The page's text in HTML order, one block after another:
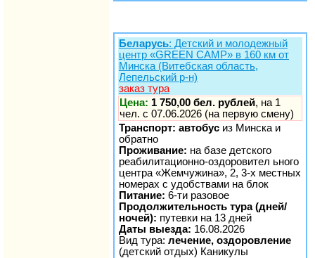
Беларусь: Детский и молодежный
центр «GREEN CAMP» в 160 км от
Минска (Витебская область,
Лепельский р-н)
заказ тура
Цена: 1 750,00 бел. рублей, на 1
чел. с 07.06.2026 (на первую смену)
Транспорт: автобус из Минска и
обратно
Проживание: на базе детского
реабилитационно-оздоровител ьного
центра «Жемчужина»​, 2, 3-х местных
номерах с удобствами на блок
Питание: 6-ти разовое
Продолжительность тура (дней/
ночей): путевки на 13 дней
Даты выезда: 16.08.2026
Вид тура: лечение, оздоровление
(детский отдых) Каникулы